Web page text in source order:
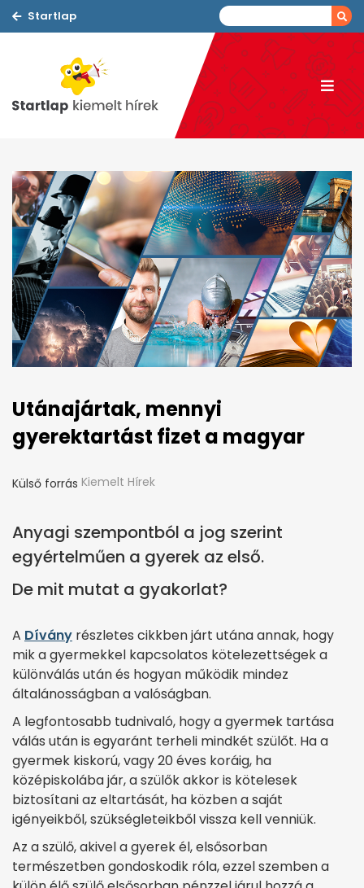
Startlap
Utánajártak, mennyi
gyerektartást fizet a magyar
Külső forrás Kiemelt Hírek
Anyagi szempontból a jog szerint
egyértelműen a gyerek az első.
De mit mutat a gyakorlat?
A Dívány részletes cikkben járt utána annak, hogy
mik a gyermekkel kapcsolatos kötelezettségek a
különválás után és hogyan működik mindez
általánosságban a valóságban.
A legfontosabb tudnivaló, hogy a gyermek tartása
válás után is egyaránt terheli mindkét szülőt. Ha a
gyermek kiskorú, vagy 20 éves koráig, ha
középiskolába jár, a szülők akkor is kötelesek
biztosítani az eltartását, ha közben a saját
igényeikből, szükségleteikből vissza kell venniük.
Az a szülő, akivel a gyerek él, elsősorban
természetben gondoskodik róla, ezzel szemben a